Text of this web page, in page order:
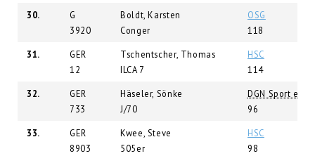
30.
G
3920
Boldt, Karsten
Conger
OSG
118
31.
GER
12
Tschentscher, Thomas
ILCA 7
HSC
114
32.
GER
733
Häseler, Sönke
J/70
DGN Sport e.V.
96
33.
GER
8903
Kwee, Steve
505er
HSC
98